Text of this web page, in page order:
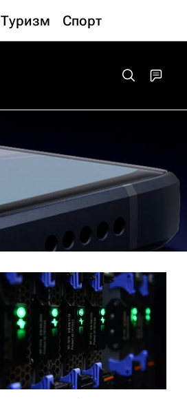
Туризм Спорт